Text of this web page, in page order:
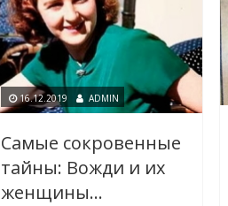
16.12.2019 ADMIN
Самые сокровенные
тайны: Вожди и их
женщины…